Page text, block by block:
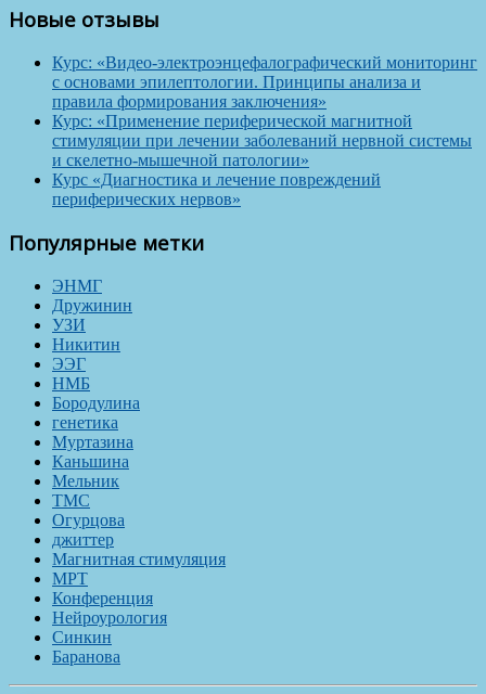
Новые отзывы
Курс: «Видео-электроэнцефалографический мониторинг
с основами эпилептологии. Принципы анализа и
правила формирования заключения»
Курс: «Применение периферической магнитной
стимуляции при лечении заболеваний нервной системы
и скелетно-мышечной патологии»
Курс «Диагностика и лечение повреждений
периферических нервов»
Популярные метки
ЭНМГ
Дружинин
УЗИ
Никитин
ЭЭГ
НМБ
Бородулина
генетика
Муртазина
Каньшина
Мельник
ТМС
Огурцова
джиттер
Магнитная стимуляция
МРТ
Конференция
Нейроурология
Синкин
Баранова